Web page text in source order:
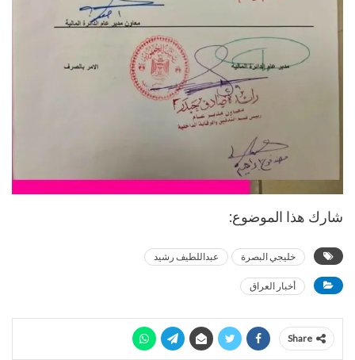
شارك هذا الموضوع:
خليجي البصرة عبداللطيف رشيد
أخبار العراق
Share